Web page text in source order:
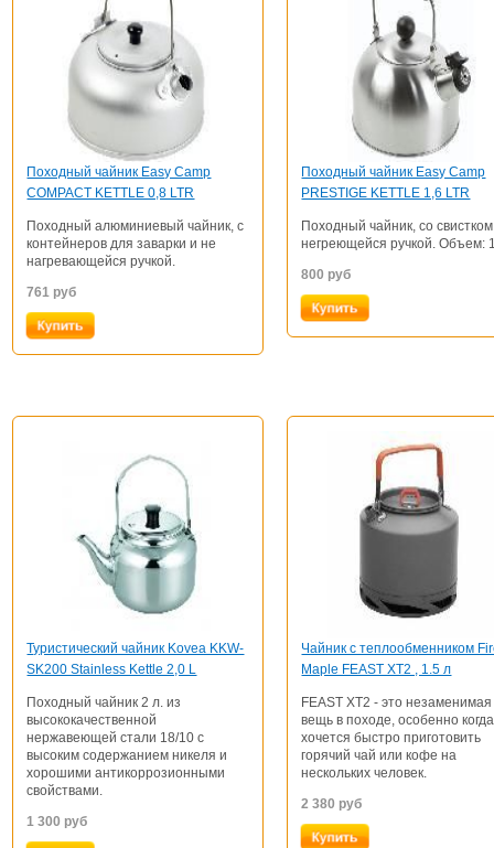
Походный чайник Easy Camp
COMPACT KETTLE 0,8 LTR
Походный алюминиевый чайник, с
контейнеров для заварки и не
нагревающейся ручкой.
761 руб
Походный чайник Easy Camp
PRESTIGE KETTLE 1,6 LTR
Походный чайник, со
негреющейся ручкой. Объем:
800 руб
Туристический чайник Kovea KKW-
SK200 Stainless Kettle 2,0 L
Походный чайник 2 л. из
высококачественной
нержавеющей стали 18/10 с
высоким содержанием никеля и
хорошими антикоррозионными
свойствами.
1 300 руб
Чайник с теплообменником
Maple FEAST XT2 , 1.5 л
FEAST ХТ2 - это незаменимая
вещь в походе, особенно когда
хочется быстро приготовить
горячий чай или кофе на
нескольких человек.
2 380 руб